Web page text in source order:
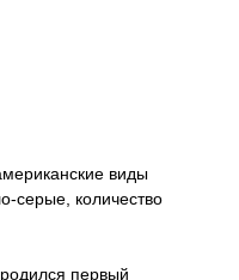
виды
серые, количество
первый